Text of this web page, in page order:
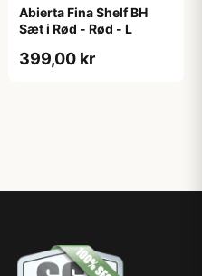
Abierta Fina Shelf BH
Sæt i Rød - Rød - L
399,00 kr